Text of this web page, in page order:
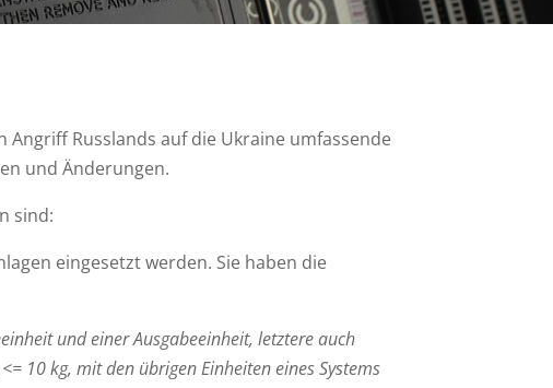
Angriff Russlands auf die Ukraine umfassende
und Änderungen.
sind:
eingesetzt werden. Sie haben die
und einer Ausgabeeinheit, letztere auch
10 kg, mit den übrigen Einheiten eines Systems